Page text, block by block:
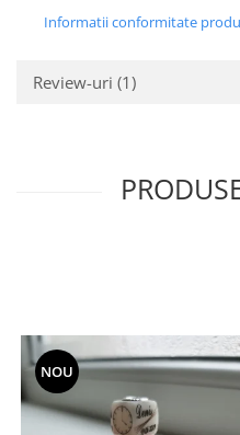
Informatii conformitate
Review-uri (1)
NOU